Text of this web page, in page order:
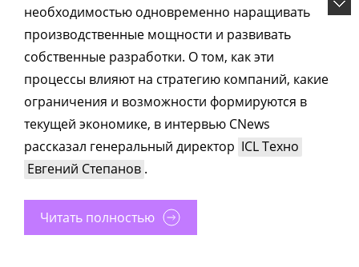
необходимостью одновременно наращивать
производственные мощности и развивать
собственные разработки. О том, как эти
процессы влияют на стратегию компаний, какие
ограничения и возможности формируются в
текущей экономике, в интервью CNews
рассказал генеральный директор ICL Техно
Евгений Степанов .
Читать полностью